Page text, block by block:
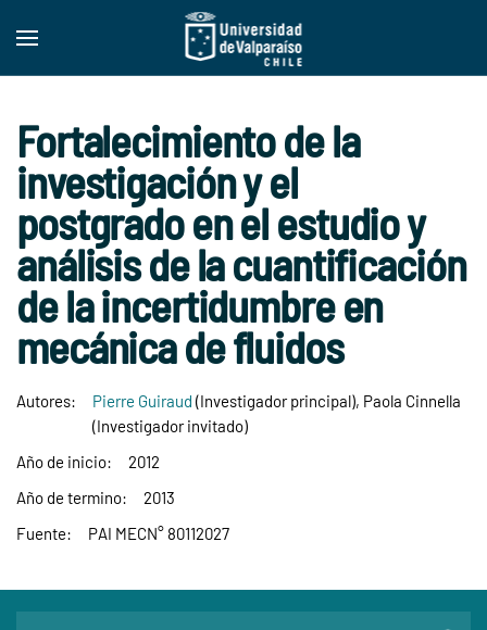
Skip to main content
Fortalecimiento de la
investigación y el
postgrado en el estudio y
análisis de la cuantificación
de la incertidumbre en
mecánica de fluidos
Autores: Pierre Guiraud (Investigador principal), Paola Cinnella
(Investigador invitado)
Año de inicio:
2012
Año de termino:
2013
Fuente:
PAI MECN° 80112027